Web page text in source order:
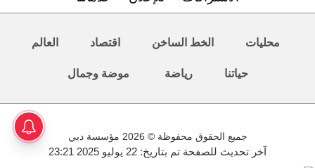
محليات الخط الساخن اقتصاد العالم
حياتنا رياضة موضة وجمال
جميع الحقوق محفوظة © 2026 مؤسسة دبي
آخر تحديث للصفحة تم بتاريخ: 22 يوليو 2025 23:21